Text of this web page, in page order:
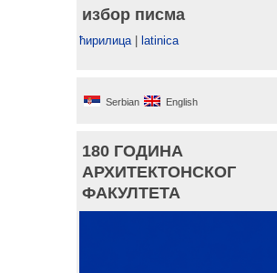
избор писма
ћирилица latinica
Serbian English
180 ГОДИНА
АРХИТЕКТОНСКОГ
ФАКУЛТЕТА